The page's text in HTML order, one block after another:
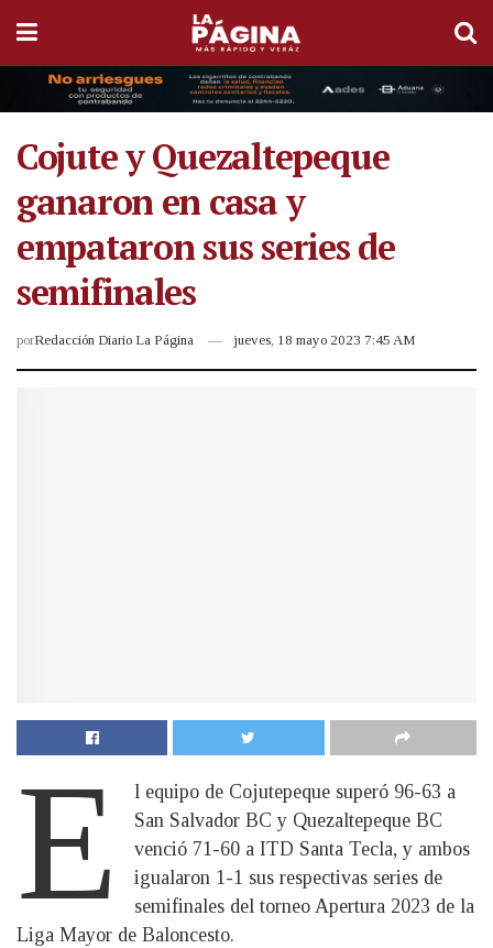
Cojute y Quezaltepeque
ganaron en casa y
empataron sus series de
semifinales
porRedacción Diario La Página jueves, 18 mayo 2023 7:45 AM
E
l equipo de Cojutepeque superó 96-63 a
San Salvador BC y Quezaltepeque BC
venció 71-60 a ITD Santa Tecla, y ambos
igualaron 1-1 sus respectivas series de
semifinales del torneo Apertura 2023 de la
Liga Mayor de Baloncesto.